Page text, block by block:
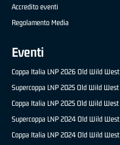
Accredito eventi
Regolamento Media
Eventi
Coppa Italia LNP 2026 Old Wild West
Supercoppa LNP 2025 Old Wild West
Coppa Italia LNP 2025 Old Wild West
Supercoppa LNP 2024 Old Wild West
Coppa Italia LNP 2024 Old Wild West